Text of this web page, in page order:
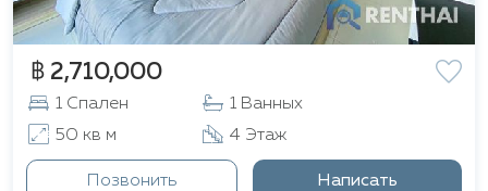
฿ 2,710,000
1 Спален
1 Ванных
50 кв м
4 Этаж
Позвонить Написать